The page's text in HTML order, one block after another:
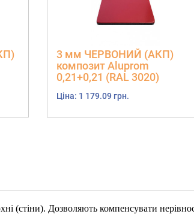
3 мм ЧЕРВОНИЙ (АКП)
композит Aluprom
0,21+0,21 (RAL 3020)
Ціна: 1 179.09 грн.
(стіни). Дозволяють компенсувати